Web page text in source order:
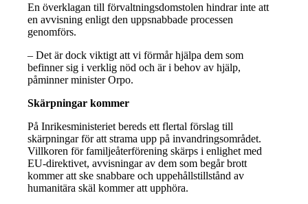
En överklagan till förvaltningsdomstolen hindrar inte att
en avvisning enligt den uppsnabbade processen
genomförs.
– Det är dock viktigt att vi förmår hjälpa dem som
befinner sig i verklig nöd och är i behov av hjälp,
påminner minister Orpo.
Skärpningar kommer
På Inrikesministeriet bereds ett flertal förslag till
skärpningar för att strama upp på invandringsområdet.
Villkoren för familjeåterförening skärps i enlighet med
EU-direktivet, avvisningar av dem som begår brott
kommer att ske snabbare och uppehållstillstånd av
humanitära skäl kommer att upphöra.